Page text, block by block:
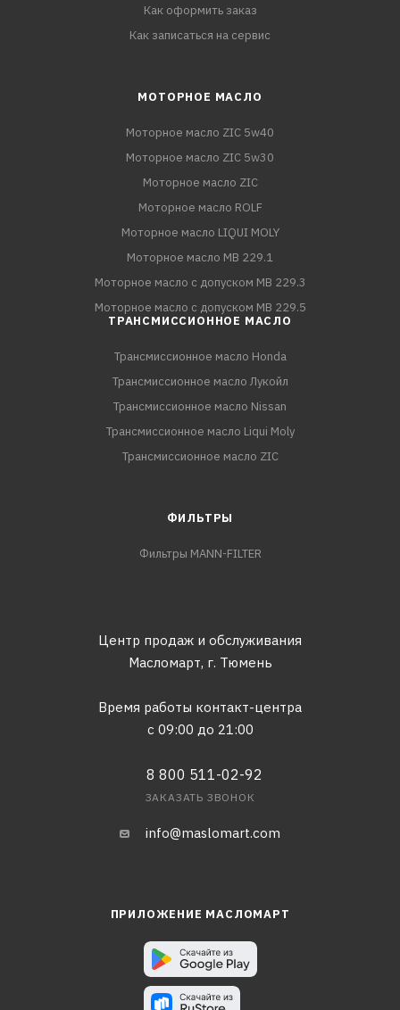
Как оформить заказ
Как записаться на сервис
МОТОРНОЕ МАСЛО
Моторное масло ZIC 5w40
Моторное масло ZIC 5w30
Моторное масло ZIC
Моторное масло ROLF
Моторное масло LIQUI MOLY
Моторное масло MB 229.1
Моторное масло с допуском MB 229.3
Моторное масло с допуском MB 229.5
ТРАНСМИССИОННОЕ МАСЛО
Трансмиссионное масло Honda
Трансмиссионное масло Лукойл
Трансмиссионное масло Nissan
Трансмиссионное масло Liqui Moly
Трансмиссионное масло ZIC
ФИЛЬТРЫ
Фильтры MANN-FILTER
Центр продаж и обслуживания
Масломарт, г. Тюмень
Время работы контакт-центра
с 09:00 до 21:00
8 800 511-02-92
ЗАКАЗАТЬ ЗВОНОК
info@maslomart.com
ПРИЛОЖЕНИЕ МАСЛОМАРТ